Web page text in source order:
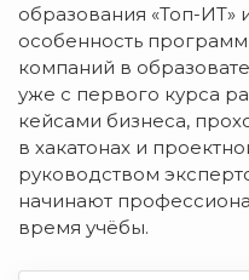
образования «Топ-ИТ»
особенность
компаний в
уже с первого курса
кейсами бизнеса,
в хакатонах и
руководством
начинают
время учёбы.